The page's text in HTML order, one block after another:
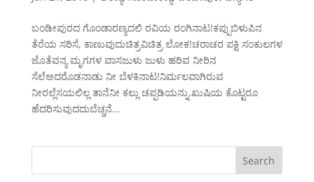
ಬಂಡೀಪುರದ ಗೊಂಡಾರಣ್ಯದಲಿ ರವಿಯ ರಂಗಿನಾಟ!ಕಪ್ಪುಬಿಳುಪಿನ
ತೆರೆಯ ಸರಿಸೆ, ಕಾಣುವುದುಚಿತ್ರವಿಚಿತ್ರ ಲೋಕ!ಚರಾಚರ ಪಕ್ಷಿ ಸಂಕುಲಗಳ
ಜೊತೆವನ್ಯ ಮೃಗಗಳ ವಾಸಜುಳು ಜುಳು ಹರಿವ ನೀರಿನ
ಸೆಲೆಅದರೊಡನಾಡು ನೀ ಬೆಳಕಿನಾಟ!ನಿರ್ಮಲವಾಗಿರುವ
ನೀರಲ್ಲೆಸಯಲಿಲ್ಲ ತಾನೆನೀ ಕಲ್ಲು ಚಪ್ಪಡಿಯನ್ನು.ಖುಷಿಯ ಕೊಟ್ಟರೂ
ಹೆದರಿಸುವುದದುಬೆಚ್ಚನೆ...